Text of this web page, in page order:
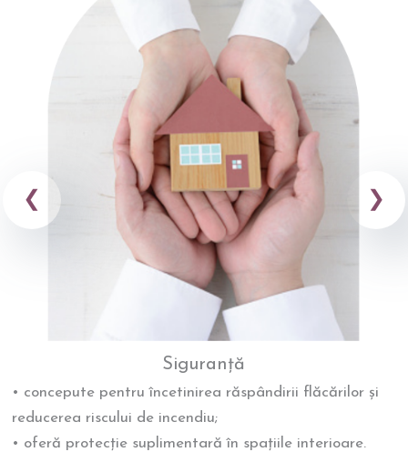
Siguranță
• concepute pentru încetinirea răspândirii flăcărilor și
reducerea riscului de incendiu;
• oferă protecție suplimentară în spațiile interioare.